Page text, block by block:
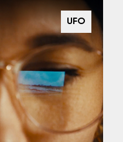
UFO